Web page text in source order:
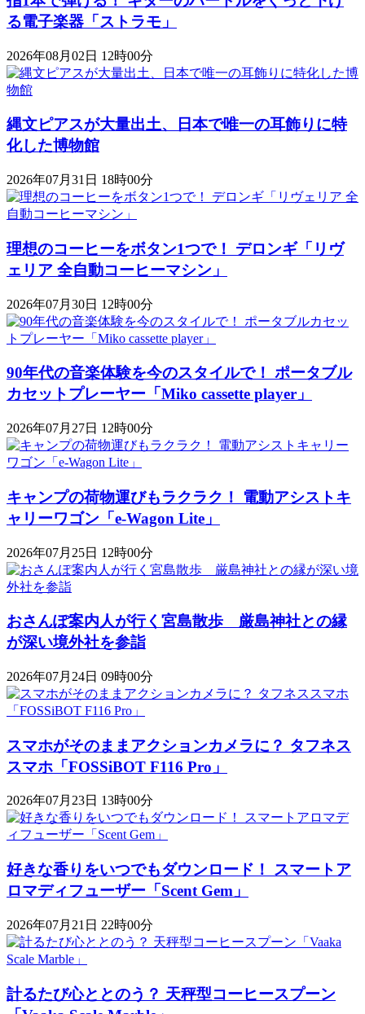
る電子楽器「ストラモ」
2026年08月02日 12時00分
縄文ピアスが大量出土、日本で唯一の耳飾りに特
化した博物館
2026年07月31日 18時00分
理想のコーヒーをボタン1つで！ デロンギ「リヴ
ェリア 全自動コーヒーマシン」
2026年07月30日 12時00分
90年代の音楽体験を今のスタイルで！ ポータブル
カセットプレーヤー「Miko cassette player」
2026年07月27日 12時00分
キャンプの荷物運びもラクラク！ 電動アシストキ
ャリーワゴン「​​e-Wagon Lite」
2026年07月25日 12時00分
おさんぽ案内人が行く宮島散歩 厳島神社との縁
が深い境外社を参詣
2026年07月24日 09時00分
スマホがそのままアクションカメラに？ タフネス
スマホ「FOSSiBOT F116 Pro」
2026年07月23日 13時00分
好きな香りをいつでもダウンロード！ スマートア
ロマディフューザー「Scent Gem」
2026年07月21日 22時00分
計るたび心ととのう？ 天秤型コーヒースプーン